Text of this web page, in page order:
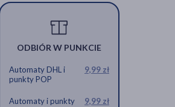
ODBIÓR W PUNKCIE
Automaty DHL i
punkty POP
9,99 zł
Automaty i punkty
9,99 zł